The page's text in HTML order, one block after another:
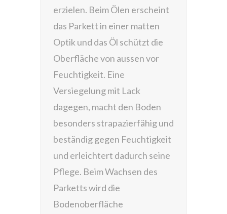
erzielen. Beim Ölen erscheint
das Parkett in einer matten
Optik und das Öl schützt die
Oberfläche von aussen vor
Feuchtigkeit. Eine
Versiegelung mit Lack
dagegen, macht den Boden
besonders strapazierfähig und
beständig gegen Feuchtigkeit
und erleichtert dadurch seine
Pflege. Beim Wachsen des
Parketts wird die
Bodenoberfläche